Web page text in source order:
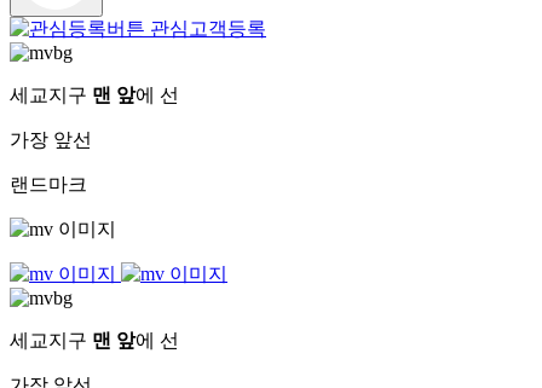
관심고객등록
세교지구 맨 앞에 선
가장 앞선
랜드마크
세교지구 맨 앞에 선